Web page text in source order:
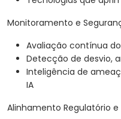
Monitoramento e
Avaliação contínua
Detecção de desvio,
Inteligência de
IA
Alinhamento Regulatório